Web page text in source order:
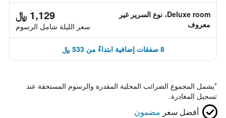
Deluxe room، نوع السرير غير
معروف
1,129 ﷼
سعر الليلة شامل الرسوم
8 صفقات إضافية ابتداءً من 533 ﷼
*يشمل المجموع الضرائب المحلية المقدرة والرسوم المستحقة عند
تسجيل المغادرة.
أفضل سعر مضمون